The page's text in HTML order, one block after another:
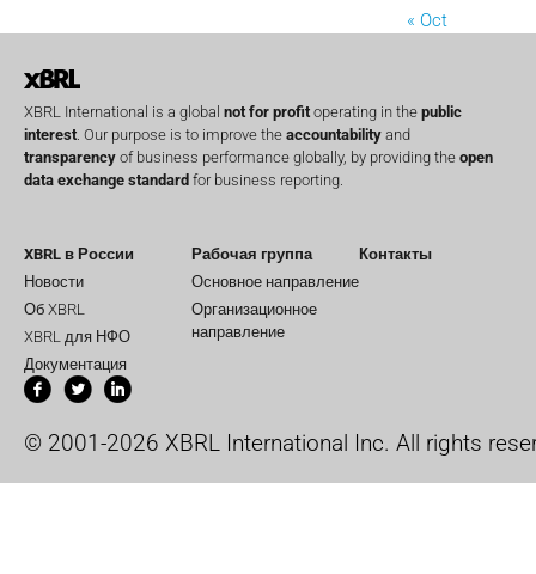
« Oct
XBRL International is a global not for profit operating in the public
interest . Our purpose is to improve the accountability and
transparency of business performance globally, by providing the open
data exchange standard for business reporting.
XBRL в России
Новости
Об XBRL
XBRL для НФО
Документация
Рабочая группа
Основное направление
Организационное
направление
Контакты
© 2001-2026 XBRL International Inc. All rights